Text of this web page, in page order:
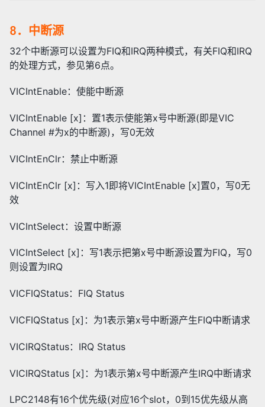
8．中断源
32个中断源可以设置为FIQ和IRQ两种模式，有关FIQ和IRQ
的处理方式，参见第6点。
VICIntEnable：使能中断源
VICIntEnable [x]：置1表示使能第x号中断源(即是VIC
Channel #为x的中断源)，写0无效
VICIntEnClr：禁止中断源
VICIntEnClr [x]：写入1即将VICIntEnable [x]置0，写0无
效
VICIntSelect：设置中断源
VICIntSelect [x]：写1表示把第x号中断源设置为FIQ，写0
则设置为IRQ
VICFIQStatus：FIQ Status
VICFIQStatus [x]：为1表示第x号中断源产生FIQ中断请求
VICIRQStatus：IRQ Status
VICIRQStatus [x]：为1表示第x号中断源产生IRQ中断请求
LPC2148有16个优先级(对应16个slot，0到15优先级从高